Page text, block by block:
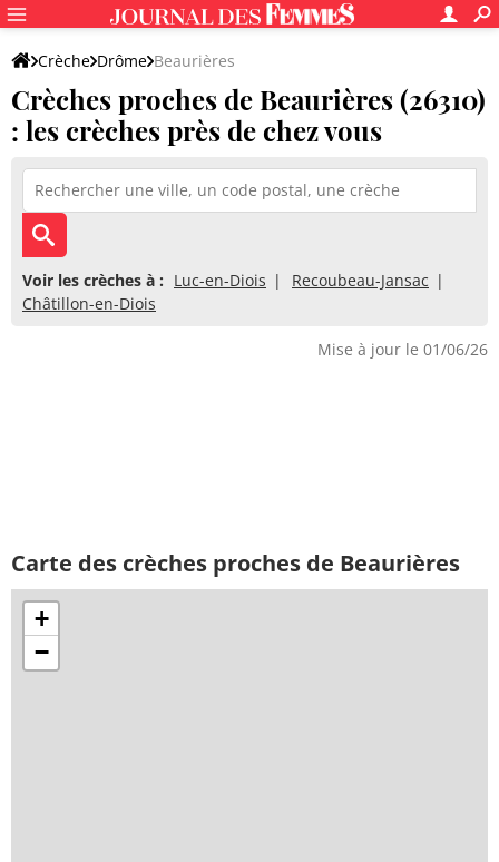
Crèche Drôme Beaurières
Crèches proches de Beaurières (26310)
: les crèches près de chez vous
Voir les crèches à : Luc-en-Diois
Recoubeau-Jansac
Châtillon-en-Diois
Mise à jour le 01/06/26
Carte des crèches proches de Beaurières
+
−